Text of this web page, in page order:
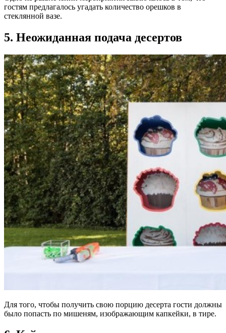
гостям предлагалось угадать количество орешков в
стеклянной вазе.
5. Неожиданная подача десертов
Для того, чтобы получить свою порцию десерта гости должны
было попасть по мишеням, изображающим капкейки, в тире.